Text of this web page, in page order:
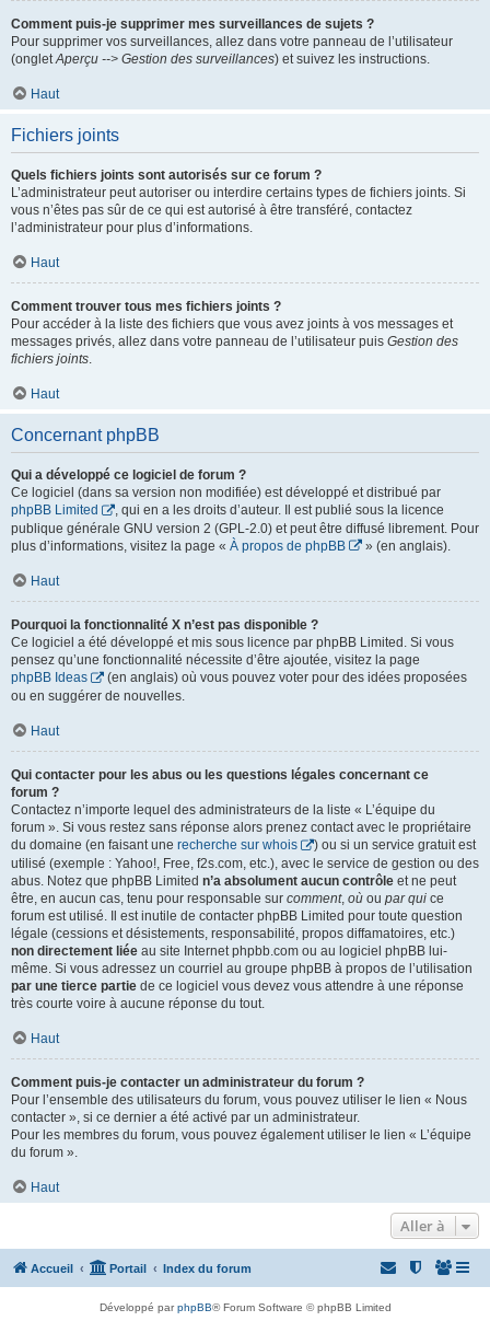
Comment puis-je supprimer mes surveillances de sujets ?
Pour supprimer vos surveillances, allez dans votre panneau de l’utilisateur
(ongletAperçu --> Gestion des surveillances) et suivez les instructions.
Haut
Fichiers joints
Quels fichiers joints sont autorisés sur ce forum ?
L’administrateur peut autoriser ou interdire certains types de fichiers joints. Si
vous n’êtes pas sûr de ce qui est autorisé à être transféré, contactez
l’administrateur pour plus d’informations.
Haut
Comment trouver tous mes fichiers joints ?
Pour accéder à la liste des fichiers que vous avez joints à vos messages et
messages privés, allez dans votre panneau de l’utilisateur puis Gestion des
fichiers joints.
Haut
Concernant phpBB
Qui a développé ce logiciel de forum ?
Ce logiciel (dans sa version non modifiée) est développé et distribué par
phpBB Limited
, qui en a les droits d’auteur. Il est publié sous la licence
publique générale GNU version 2 (GPL-2.0) et peut être diffusé librement. Pour
plus d’informations, visitez la page « À propos de phpBB » (en anglais).
Haut
Pourquoi la fonctionnalité X n’est pas disponible ?
Ce logiciel a été développé et mis sous licence par phpBB Limited. Si vous
pensez qu’une fonctionnalité nécessite d’être ajoutée, visitez la page
phpBB Ideas
(en anglais) où vous pouvez voter pour des idées proposées
ou en suggérer de nouvelles.
Haut
Qui contacter pour les abus ou les questions légales concernant ce
forum ?
Contactez n’importe lequel des administrateurs de la liste « L’équipe du
forum ». Si vous restez sans réponse alors prenez contact avec le propriétaire
du domaine (en faisant une recherche sur whois
) ou si un service gratuit est
utilisé (exemple : Yahoo!, Free, f2s.com, etc.), avec le service de gestion ou des
abus. Notez que phpBB Limited n’a absolument aucun contrôle et ne peut
être, en aucun cas, tenu pour responsable sur comment, où ou par qui ce
forum est utilisé. Il est inutile de contacter phpBB Limited pour toute question
légale (cessions et désistements, responsabilité, propos diffamatoires, etc.)
non directement liée au site Internet phpbb.com ou au logiciel phpBB lui-
même. Si vous adressez un courriel au groupe phpBB à propos de l’utilisation
par une tierce partie de ce logiciel vous devez vous attendre à une réponse
très courte voire à aucune réponse du tout.
Haut
Comment puis-je contacter un administrateur du forum ?
Pour l’ensemble des utilisateurs du forum, vous pouvez utiliser le lien « Nous
contacter », si ce dernier a été activé par un administrateur.
Pour les membres du forum, vous pouvez également utiliser le lien « L’équipe
du forum ».
Haut
Aller à
Accueil Portail Index du forum
Développé parphpBB® Forum Software © phpBB Limited